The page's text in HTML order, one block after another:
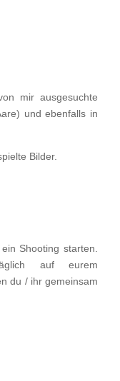
mir ausgesuchte
und ebenfalls in
Bilder.
Shooting starten.
auf eurem
du / ihr gemeinsam